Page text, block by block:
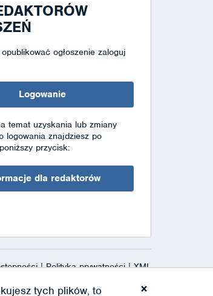
ogłoszenie zaloguj
Logowanie
temat uzyskania lub zmiany
logowania znajdziesz po
przycisk:
dla redaktorów
|Polityka prywatności|XML
tych plików, to ×